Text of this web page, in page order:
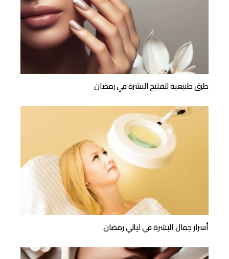
طرق طبيعية لتفتيح البشرة في رمضان
أسرار جمال البشرة في ليالي رمضان